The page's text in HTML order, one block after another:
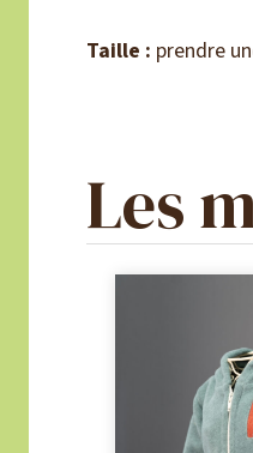
Taille : prendre
Les